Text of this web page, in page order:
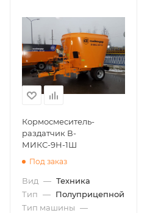
Кормосмеситель-
раздатчик В-
МИКС-9Н-1Ш
Под заказ
Вид — Техника
Тип — Полуприцепной
Тип машины —